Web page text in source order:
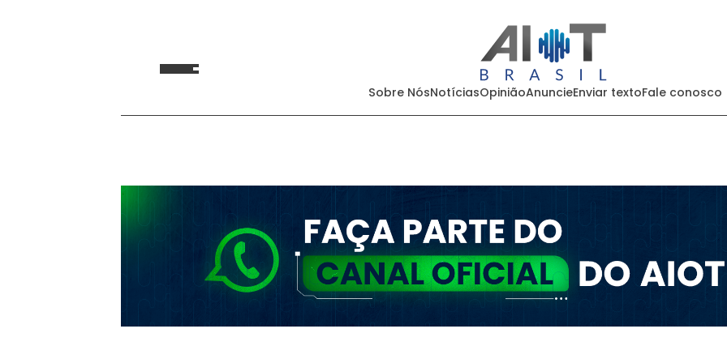
Sobre NósNotíciasOpiniãoAnuncieEnviar textoFale conosco